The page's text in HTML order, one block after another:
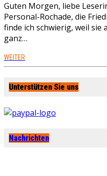
Guten Morgen, liebe
Personal-Rochade, die
finde ich schwierig, weil sie
ganz…
WEITER
Unterstützen Sie uns
Nachrichten